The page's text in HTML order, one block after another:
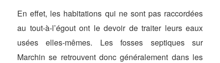
En effet, les habitations qui ne sont pas raccordées
au tout-à-l’égout ont le devoir de traiter leurs eaux
usées elles-mêmes. Les fosses septiques sur
Marchin se retrouvent donc généralement dans les